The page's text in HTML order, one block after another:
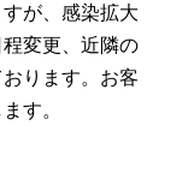
が、感染拡大
変更、近隣の
ります。お客
す。